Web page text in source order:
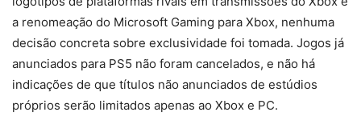
a renomeação do Microsoft Gaming para Xbox, nenhuma
decisão concreta sobre exclusividade foi tomada. Jogos já
anunciados para PS5 não foram cancelados, e não há
indicações de que títulos não anunciados de estúdios
próprios serão limitados apenas ao Xbox e PC.